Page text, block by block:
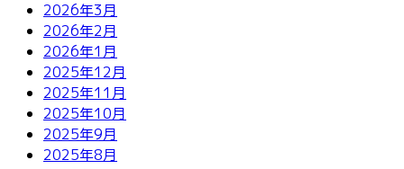
2026年3月
2026年2月
2026年1月
2025年12月
2025年11月
2025年10月
2025年9月
2025年8月